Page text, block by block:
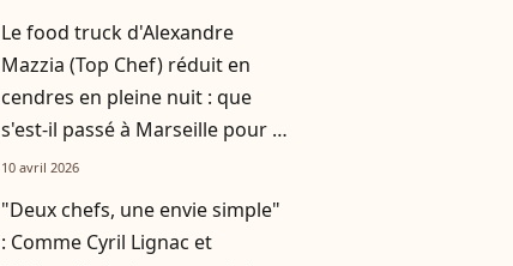
Le food truck d'Alexandre
Mazzia (Top Chef) réduit en
cendres en pleine nuit : que
s'est-il passé à Marseille pour le
chef triplement étoilé ?
10 avril 2026
"Deux chefs, une envie simple"
: Comme Cyril Lignac et